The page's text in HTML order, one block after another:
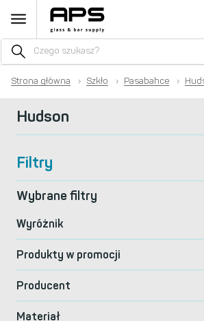
Strona główna › Szkło › Pasabahce ›
Hudson
Filtry
Wybrane filtry
Wyróżnik
Produkty w promocji
Producent
Materiał